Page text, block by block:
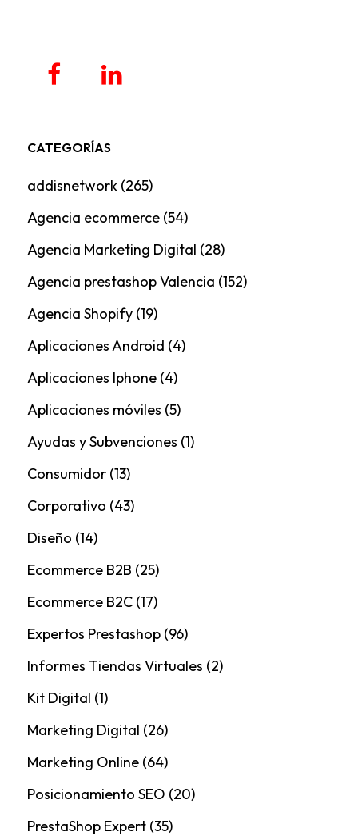
CATEGORÍAS
addisnetwork(265)
Agencia ecommerce(54)
Agencia Marketing Digital (28)
Agencia prestashop Valencia (152)
Agencia Shopify(19)
Aplicaciones Android (4)
Aplicaciones Iphone(4)
Aplicaciones móviles (5)
Ayudas y Subvenciones (1)
Consumidor(13)
Corporativo (43)
Diseño (14)
Ecommerce B2B (25)
Ecommerce B2C(17)
Expertos Prestashop(96)
Informes Tiendas Virtuales (2)
Kit Digital (1)
Marketing Digital (26)
Marketing Online(64)
Posicionamiento SEO (20)
PrestaShop Expert(35)